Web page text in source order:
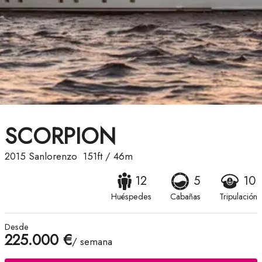
SCORPION
2015 Sanlorenzo 151ft/ 46m
12
Huéspedes
5
Cabañas
10
Tripulación
Desde
225.000 €/ semana